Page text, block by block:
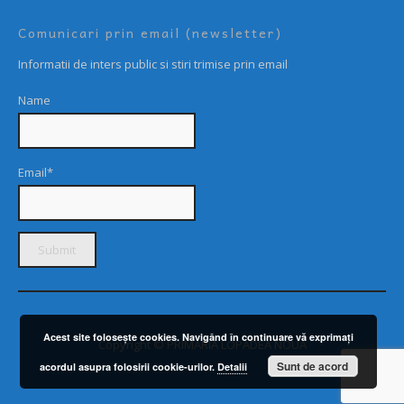
Comunicari prin email (newsletter)
Informatii de inters public si stiri trimise prin email
Name
Email*
Copyright © PRIMARIA LOPADEA NOUĂ
Acest site foloseşte cookies. Navigând în continuare vă exprimaţi
acordul asupra folosirii cookie-urilor. Detalii Sunt de acord